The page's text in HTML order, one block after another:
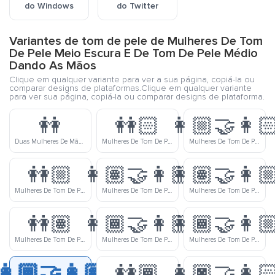
do Windows do Twitter
Variantes de tom de pele de Mulheres De Tom
De Pele Meio Escura E De Tom De Pele Médio
Dando As Mãos
Clique em qualquer variante para ver a sua página, copiá-la ou
comparar designs de plataformas.Clique em qualquer variante
para ver sua página, copiá-la ou comparar designs de plataforma.
👭
Duas Mulheres De Mãos Dadas
👭🏻
Mulheres De Tom De Pele Clara Dando As Mãos Mulheres De Tom De Pele Meio Clara E De Tom De Pele Clara Dando As Mãos
👭🏼
Mulheres De Tom De Pele Meio Clara Dando As Mãos
👩🏽‍🤝‍👩🏻
Mulheres De Tom De Pele Médio E De Tom De Pele Clara Dando As Mãos Mulheres De Tom De Pele Médio E De Tom De Pele Meio Clara Dando As Mãos
👭🏽
Mulheres De Tom De Pele Médio Dando As Mãos
👩🏾‍🤝‍👩🏻
Mulheres De Tom De Pele Meio Escura E De Tom De Pele Clara Dando As Mãos Mulheres De Tom De Pele Meio Escura E De Tom De Pele Meio Clara Dando As Mãos